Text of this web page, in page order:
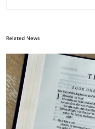
Related News